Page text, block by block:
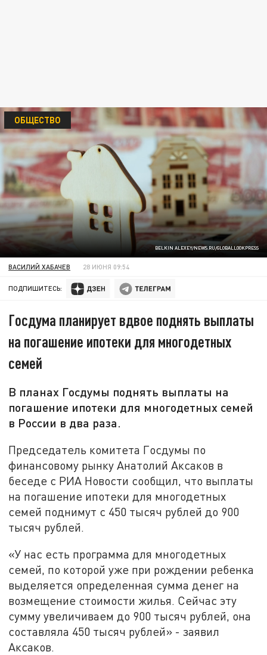
BELKIN ALEXEY/NEWS.RU/GLOBALLOOKPRESS
ОБЩЕСТВО
ВАСИЛИЙ ХАБАЧЕВ 28 ИЮНЯ 09:54
ПОДПИШИТЕСЬ:
Госдума планирует вдвое поднять выплаты
на погашение ипотеки для многодетных
семей
В планах Госдумы поднять выплаты на
погашение ипотеки для многодетных семей
в России в два раза.
Председатель комитета Госдумы по
финансовому рынку Анатолий Аксаков в
беседе с РИА Новости сообщил, что выплаты
на погашение ипотеки для многодетных
семей поднимут с 450 тысяч рублей до 900
тысяч рублей.
«У нас есть программа для многодетных
семей, по которой уже при рождении ребенка
выделяется определенная сумма денег на
возмещение стоимости жилья. Сейчас эту
сумму увеличиваем до 900 тысяч рублей, она
составляла 450 тысяч рублей» - заявил
Аксаков.